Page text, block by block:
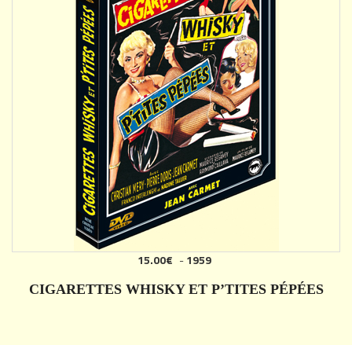
15.00€ -1959
CIGARETTES WHISKY ET P’TITES PÉPÉES